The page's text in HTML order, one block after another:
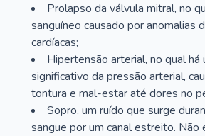
Prolapso da válvula mitral, no
sanguíneo causado por anomalias
cardíacas;
Hipertensão arterial, no qual há
significativo da pressão arterial,
tontura e mal-estar até dores no
Sopro, um ruído que surge
sangue por um canal estreito. Não